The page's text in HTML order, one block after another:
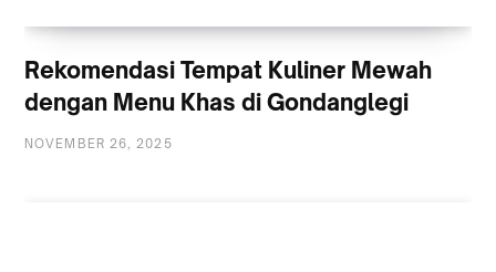
Rekomendasi Tempat Kuliner Mewah
dengan Menu Khas di Gondanglegi
NOVEMBER 26, 2025